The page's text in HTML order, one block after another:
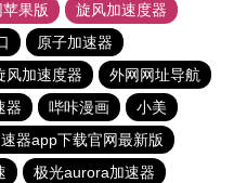
果版
旋风加速度器
原子加速器
风加速度器
外网网址导航
器 哔咔漫画
小美
器app下载官网最新版
极光aurora加速器